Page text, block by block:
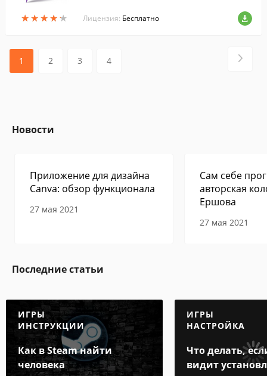
★★★★★
★★★★★
нет, получить прямую короткую ссылку.
Лицензия: Бесплатно
1 2 3 4
Новости
Приложение для дизайна
Canva: обзор функционала
27 мая 2021
Сам себе
авторская
Ершова
27 мая 2021
Последние статьи
ИГРЫ
ИНСТРУКЦИИ
Как в Steam найти
человека
ИГРЫ
НАСТРОЙКА
Что делать,
видит